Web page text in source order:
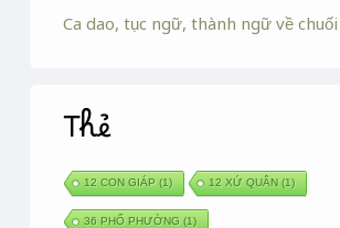
Ca dao, tục ngữ, thành ngữ về chuối
Thẻ
12 CON GIÁP (1) 12 XỨ QUÂN (1)
36 PHỐ PHƯỜNG (1)